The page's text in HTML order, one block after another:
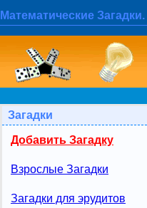
Математические Загадки.
Загадки
Добавить Загадку
Взрослые Загадки
Загадки для эрудитов